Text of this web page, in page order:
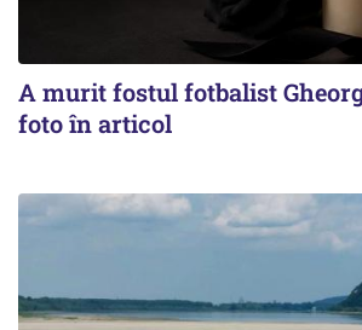
A murit fostul fotbalist
foto în articol